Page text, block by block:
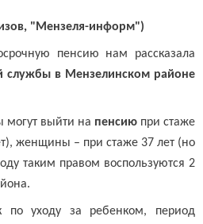
"Мензеля-информ")
пенсию нам рассказала
службы в Мензелинском районе
выйти на пенсию при стаже
женщины – при стаже 37 лет (но
таким правом воспользуются 2
по уходу за ребенком, период